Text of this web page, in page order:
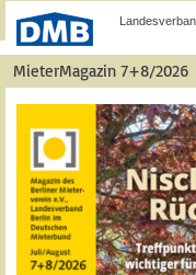
MieterMagazin 7+8/2026